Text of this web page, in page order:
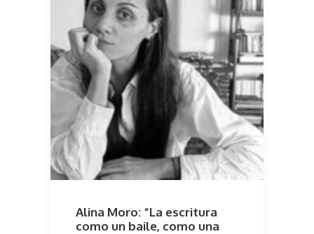
Alina Moro: “La escritura
como un baile, como una